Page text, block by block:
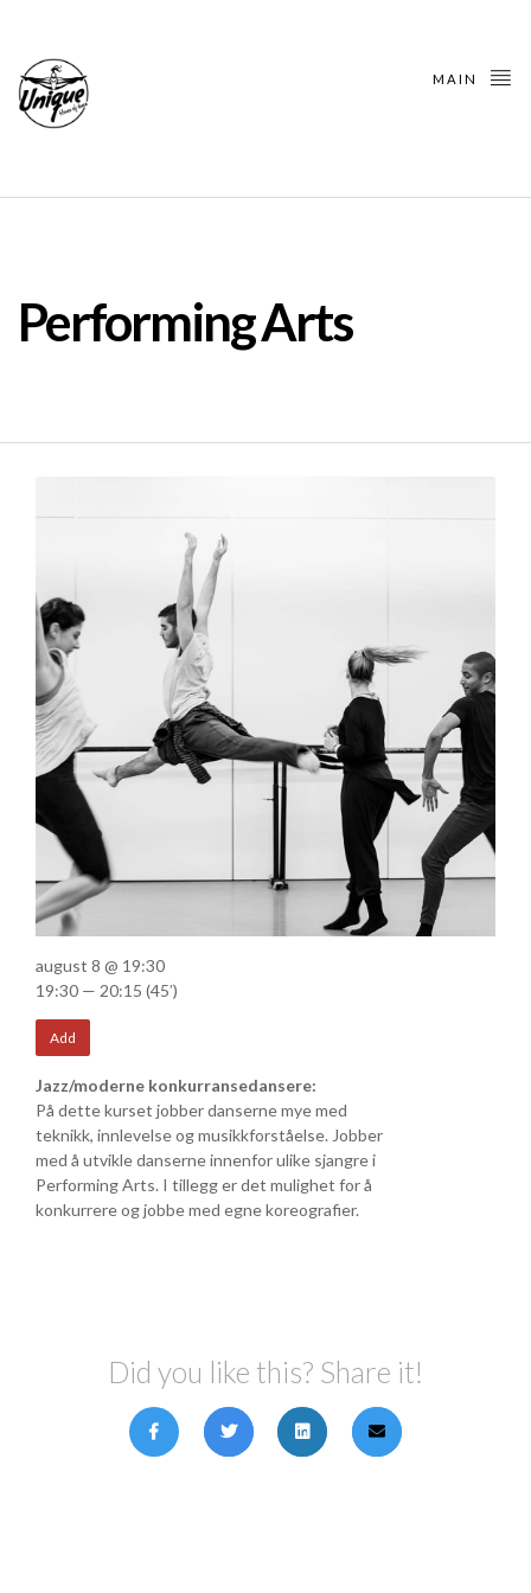
MAIN
Performing Arts
Jazz/moderne konkurransedansere:
På dette kurset jobber danserne mye med
teknikk, innlevelse og musikkforståelse. Jobber
med å utvikle danserne innenfor ulike sjangre i
Performing Arts. I tillegg er det mulighet for å
konkurrere og jobbe med egne koreografier.
august 8 @ 19:30
19:30 — 20:15 (45′)
Add
Did you like this? Share it!